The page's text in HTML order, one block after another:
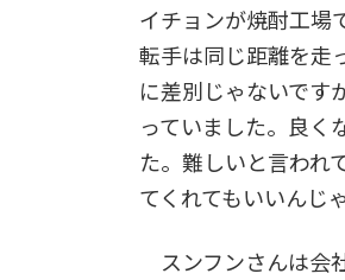
イチョンが焼酎工場
転手は同じ距離を走
に差別じゃないで
っていました。良く
た。難しいと言われ
てくれてもいいんじ
スンフンさんは会